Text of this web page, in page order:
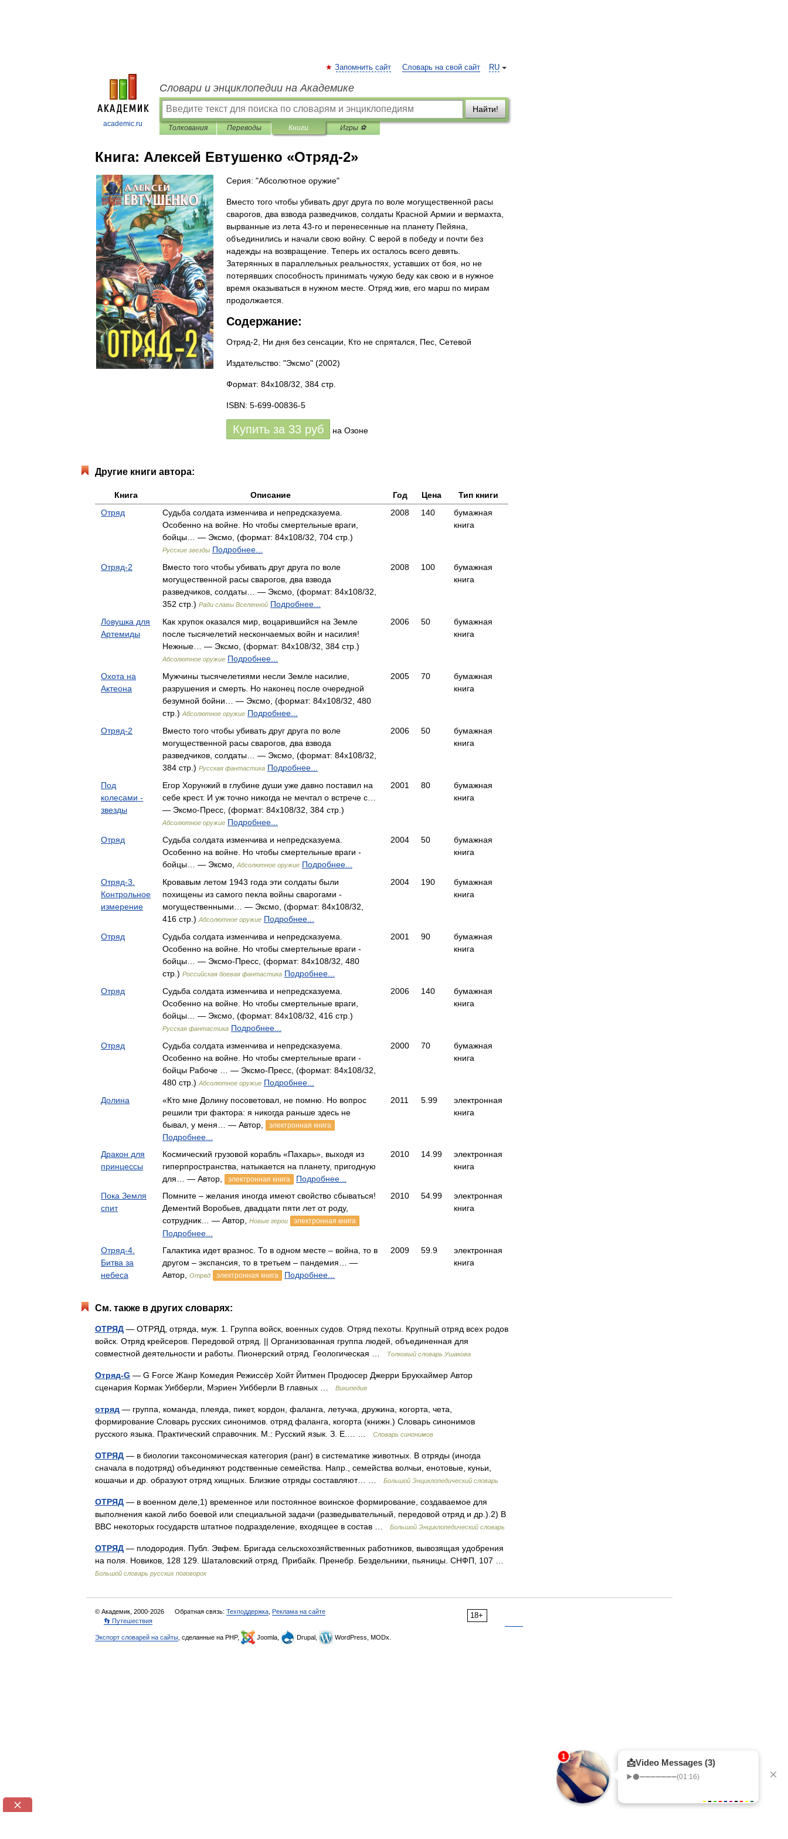
academic.ru
RU
Запомнить сайт Словарь на свой сайт
Словари и энциклопедии на Академике
Найти!
Толкования Переводы Книги Игры ⚽
Книга: Алексей Евтушенко «Отряд-2»
Серия: "Абсолютное оружие"
Вместо того чтобы убивать друг друга по воле могущественной расы
сварогов, два взвода разведчиков, солдаты Красной Армии и вермахта,
вырванные из лета 43-го и перенесенные на планету Пейяна,
объединились и начали свою войну. С верой в победу и почти без
надежды на возвращение. Теперь их осталось всего девять.
Затерянных в параллельных реальностях, уставших от боя, но не
потерявших способность принимать чужую беду как свою и в нужное
время оказываться в нужном месте. Отряд жив, его марш по мирам
продолжается.
Содержание:
Отряд-2, Ни дня без сенсации, Кто не спрятался, Пес, Сетевой
Издательство: "Эксмо" (2002)
Формат: 84x108/32, 384 стр.
ISBN: 5-699-00836-5
Купить за 33 руб на Озоне
Другие книги автора:
Книга Описание Год Цена
Тип книги
Отряд
Судьба солдата изменчива и непредсказуема.
Особенно на войне. Но чтобы смертельные враги,
бойцы… — Эксмо, (формат: 84x108/32, 704 стр.)
Русские звезды Подробнее...
2008 140
бумажная
книга
Отряд-2
Вместо того чтобы убивать друг друга по воле
могущественной расы сварогов, два взвода
разведчиков, солдаты… — Эксмо, (формат: 84x108/32,
352 стр.) Ради славы Вселенной Подробнее...
2008 100
бумажная
книга
Ловушка для
Артемиды
Как хрупок оказался мир, воцарившийся на Земле
после тысячелетий нескончаемых войн и насилия!
Нежные… — Эксмо, (формат: 84x108/32, 384 стр.)
Абсолютное оружие Подробнее...
2006 50
бумажная
книга
Охота на
Актеона
Мужчины тысячелетиями несли Земле насилие,
разрушения и смерть. Но наконец после очередной
безумной бойни… — Эксмо, (формат: 84x108/32, 480
стр.) Абсолютное оружие Подробнее...
2005 70
бумажная
книга
Отряд-2
Вместо того чтобы убивать друг друга по воле
могущественной расы сварогов, два взвода
разведчиков, солдаты… — Эксмо, (формат: 84x108/32,
384 стр.) Русская фантастика Подробнее...
2006 50
бумажная
книга
Под
колесами -
звезды
Егор Хорунжий в глубине души уже давно поставил на
себе крест. И уж точно никогда не мечтал о встрече с…
— Эксмо-Пресс, (формат: 84x108/32, 384 стр.)
Абсолютное оружие Подробнее...
2001 80
бумажная
книга
Отряд
Судьба солдата изменчива и непредсказуема.
Особенно на войне. Но чтобы смертельные враги -
бойцы… — Эксмо,
Абсолютное оружие Подробнее...
2004 50
бумажная
книга
Отряд-3.
Контрольное
измерение
Кровавым летом 1943 года эти солдаты были
похищены из самого пекла войны сварогами -
могущественными… — Эксмо, (формат: 84x108/32,
416 стр.) Абсолютное оружие Подробнее...
2004 190
бумажная
книга
Отряд
Судьба солдата изменчива и непредсказуема.
Особенно на войне. Но чтобы смертельные враги -
бойцы… — Эксмо-Пресс, (формат: 84x108/32, 480
стр.) Российская боевая фантастика Подробнее...
2001 90
бумажная
книга
Отряд
Судьба солдата изменчива и непредсказуема.
Особенно на войне. Но чтобы смертельные враги,
бойцы… — Эксмо, (формат: 84x108/32, 416 стр.)
Русская фантастика Подробнее...
2006 140
бумажная
книга
Отряд
Судьба солдата изменчива и непредсказуема.
Особенно на войне. Но чтобы смертельные враги -
бойцы Рабоче … — Эксмо-Пресс, (формат: 84x108/32,
480 стр.) Абсолютное оружие Подробнее...
2000 70
бумажная
книга
Долина
«Кто мне Долину посоветовал, не помню. Но вопрос
решили три фактора: я никогда раньше здесь не
бывал, у меня… — Автор,
электронная книга
Подробнее...
2011 5.99
электронная
книга
Дракон для
принцессы
Космический грузовой корабль «Пахарь», выходя из
гиперпространства, натыкается на планету, пригодную
для… — Автор,
электронная книга Подробнее...
2010 14.99
электронная
книга
Пока Земля
спит
Помните – желания иногда имеют свойство сбываться!
Дементий Воробьев, двадцати пяти лет от роду,
сотрудник… — Автор,
Новые герои электронная книга
Подробнее...
2010 54.99
электронная
книга
Отряд-4.
Битва за
небеса
Галактика идет вразнос. То в одном месте – война, то в
другом – экспансия, то в третьем – пандемия… —
Автор,
Отряд электронная книга Подробнее...
2009 59.9
электронная
книга
См. также в других словарях:
ОТРЯД — ОТРЯД, отряда, муж. 1. Группа войск, военных судов. Отряд пехоты. Крупный отряд всех родов
войск. Отряд крейсеров. Передовой отряд. || Организованная группа людей, объединенная для
совместной деятельности и работы. Пионерский отряд. Геологическая …
Толковый словарь Ушакова
Отряд-G — G Force Жанр Комедия Режиссёр Хойт Йитмен Продюсер Джерри Брукхаймер Автор
сценария Кормак Уибберли, Мэриен Уибберли В главных …
Википедия
отряд — группа, команда, плеяда, пикет, кордон, фаланга, летучка, дружина, когорта, чета,
формирование Словарь русских синонимов. отряд фаланга, когорта (книжн.) Словарь синонимов
русского языка. Практический справочник. М.: Русский язык. З. Е.… …
Словарь синонимов
ОТРЯД — в биологии таксономическая категория (ранг) в систематике животных. В отряды (иногда
сначала в подотряд) объединяют родственные семейства. Напр., семейства волчьи, енотовые, куньи,
кошачьи и др. образуют отряд хищных. Близкие отряды составляют… …
Большой Энциклопедический словарь
ОТРЯД — в военном деле,1) временное или постоянное воинское формирование, создаваемое для
выполнения какой либо боевой или специальной задачи (разведывательный, передовой отряд и др.).2) В
ВВС некоторых государств штатное подразделение, входящее в состав …
Большой Энциклопедический словарь
ОТРЯД — плодородия. Публ. Эвфем. Бригада сельскохозяйственных работников, вывозящая удобрения
на поля. Новиков, 128 129. Шаталовский отряд. Прибайк. Пренебр. Бездельники, пьяницы. СНФП, 107 …
Большой словарь русских поговорок
18+
© Академик, 2000-2026 Обратная связь: Техподдержка Реклама на сайте
👣 Путешествия
Экспорт словарей на сайты , сделанные на PHP, Joomla, Drupal, WordPress, MODx.